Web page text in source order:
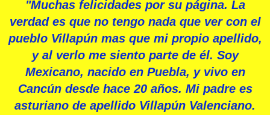
"Muchas felicidades por su página. La
verdad es que no tengo nada que ver con el
pueblo Villapún mas que mi propio apellido,
y al verlo me siento parte de él. Soy
Mexicano, nacido en Puebla, y vivo en
Cancún desde hace 20 años. Mi padre es
asturiano de apellido Villapún Valenciano.